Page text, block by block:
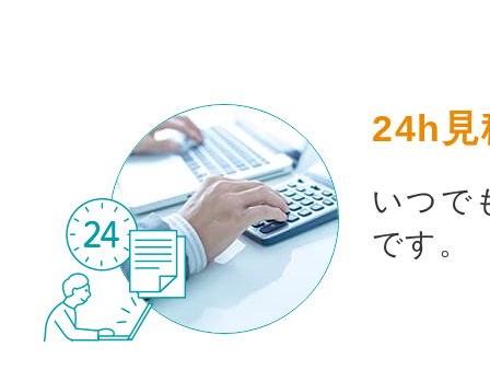
24h見
いつで
です。